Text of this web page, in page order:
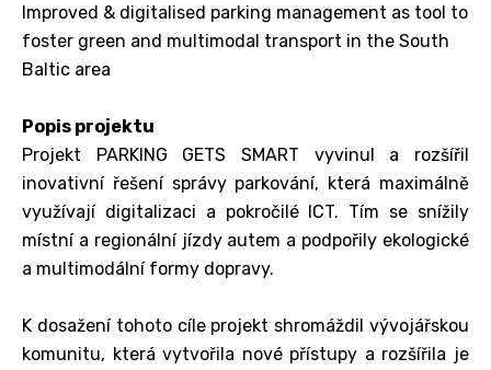
Improved & digitalised parking management as tool to
foster green and multimodal transport in the South
Baltic area
Popis projektu
Projekt PARKING GETS SMART vyvinul a rozšířil
inovativní řešení správy parkování, která maximálně
využívají digitalizaci a pokročilé ICT. Tím se snížily
místní a regionální jízdy autem a podpořily ekologické
a multimodální formy dopravy.
K dosažení tohoto cíle projekt shromáždil vývojářskou
komunitu, která vytvořila nové přístupy a rozšířila je